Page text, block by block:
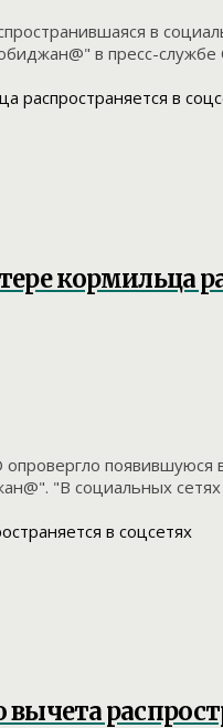
в
в пресс-
кормильца
"В социальных